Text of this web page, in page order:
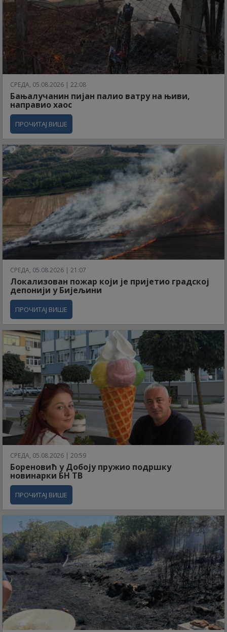
СРЕДА, 05.08.2026 | 22:08
Бањалучанин пијан палио ватру на њиви,
направио хаос
ПРОЧИТАЈ ВИШЕ
СРЕДА, 05.08.2026 | 21:07
Локализован пожар који је пријетио градској
депонији у Бијељини
ПРОЧИТАЈ ВИШЕ
СРЕДА, 05.08.2026 | 20:59
Бореновић у Добоју пружио подршку
новинарки БН ТВ
ПРОЧИТАЈ ВИШЕ